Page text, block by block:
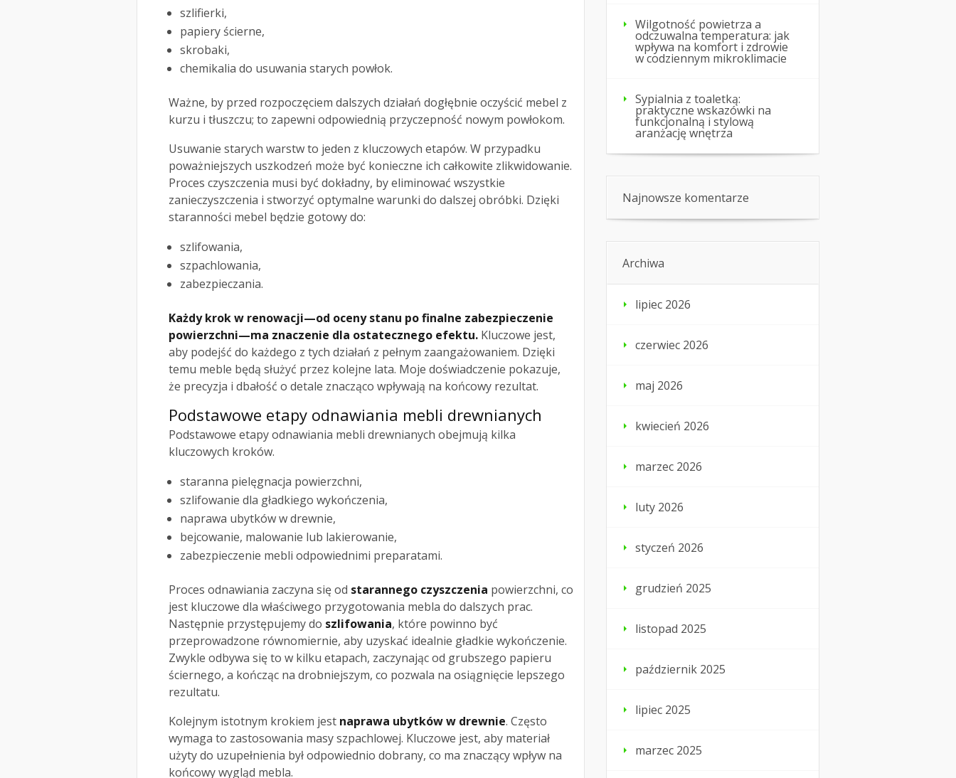
szlifierki,
papiery ścierne,
skrobaki,
chemikalia do usuwania starych powłok.
Ważne, by przed rozpoczęciem dalszych działań dogłębnie oczyścić mebel z
kurzu i tłuszczu; to zapewni odpowiednią przyczepność nowym powłokom.
Usuwanie starych warstw to jeden z kluczowych etapów. W przypadku
poważniejszych uszkodzeń może być konieczne ich całkowite zlikwidowanie.
Proces czyszczenia musi być dokładny, by eliminować wszystkie
zanieczyszczenia i stworzyć optymalne warunki do dalszej obróbki. Dzięki
staranności mebel będzie gotowy do:
szlifowania,
szpachlowania,
zabezpieczania.
Każdy krok w renowacji—od oceny stanu po finalne zabezpieczenie
powierzchni—ma znaczenie dla ostatecznego efektu. Kluczowe jest,
aby podejść do każdego z tych działań z pełnym zaangażowaniem. Dzięki
temu meble będą służyć przez kolejne lata. Moje doświadczenie pokazuje,
że precyzja i dbałość o detale znacząco wpływają na końcowy rezultat.
Podstawowe etapy odnawiania mebli drewnianych
Podstawowe etapy odnawiania mebli drewnianych obejmują kilka
kluczowych kroków.
staranna pielęgnacja powierzchni,
szlifowanie dla gładkiego wykończenia,
naprawa ubytków w drewnie,
bejcowanie, malowanie lub lakierowanie,
zabezpieczenie mebli odpowiednimi preparatami.
Proces odnawiania zaczyna się od starannego czyszczenia powierzchni, co
jest kluczowe dla właściwego przygotowania mebla do dalszych prac.
Następnie przystępujemy do szlifowania, które powinno być
przeprowadzone równomiernie, aby uzyskać idealnie gładkie wykończenie.
Zwykle odbywa się to w kilku etapach, zaczynając od grubszego papieru
ściernego, a kończąc na drobniejszym, co pozwala na osiągnięcie lepszego
rezultatu.
Kolejnym istotnym krokiem jest naprawa ubytków w drewnie. Często
wymaga to zastosowania masy szpachlowej. Kluczowe jest, aby materiał
użyty do uzupełnienia był odpowiednio dobrany, co ma znaczący wpływ na
końcowy wygląd mebla.
Wilgotność powietrza a
odczuwalna temperatura: jak
wpływa na komfort i zdrowie
w codziennym mikroklimacie
Sypialnia z toaletką:
praktyczne wskazówki na
funkcjonalną i stylową
aranżację wnętrza
Najnowsze komentarze
Archiwa
lipiec 2026
czerwiec 2026
maj 2026
kwiecień 2026
marzec 2026
luty 2026
styczeń 2026
grudzień 2025
listopad 2025
październik 2025
lipiec 2025
marzec 2025